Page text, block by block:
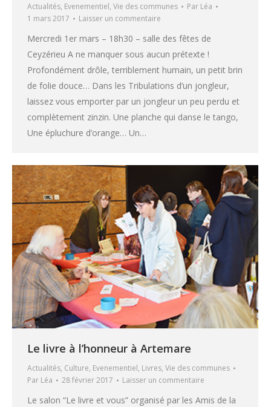
Actualités, Evenementiel, Vie des communes Par Léa
1 mars 2017
Laisser un commentaire
Mercredi 1er mars – 18h30 – salle des fêtes de
Ceyzérieu A ne manquer sous aucun prétexte !
Profondément drôle, terriblement humain, un petit brin
de folie douce… Dans les Tribulations d’un jongleur,
laissez vous emporter par un jongleur un peu perdu et
complètement zinzin. Une planche qui danse le tango,
Une épluchure d’orange… Un…
Le livre à l’honneur à Artemare
Actualités, Culture, Evenementiel, Livres, Vie des communes
Par Léa 28 février 2017 Laisser un commentaire
Le salon “Le livre et vous” organisé par les Amis de la